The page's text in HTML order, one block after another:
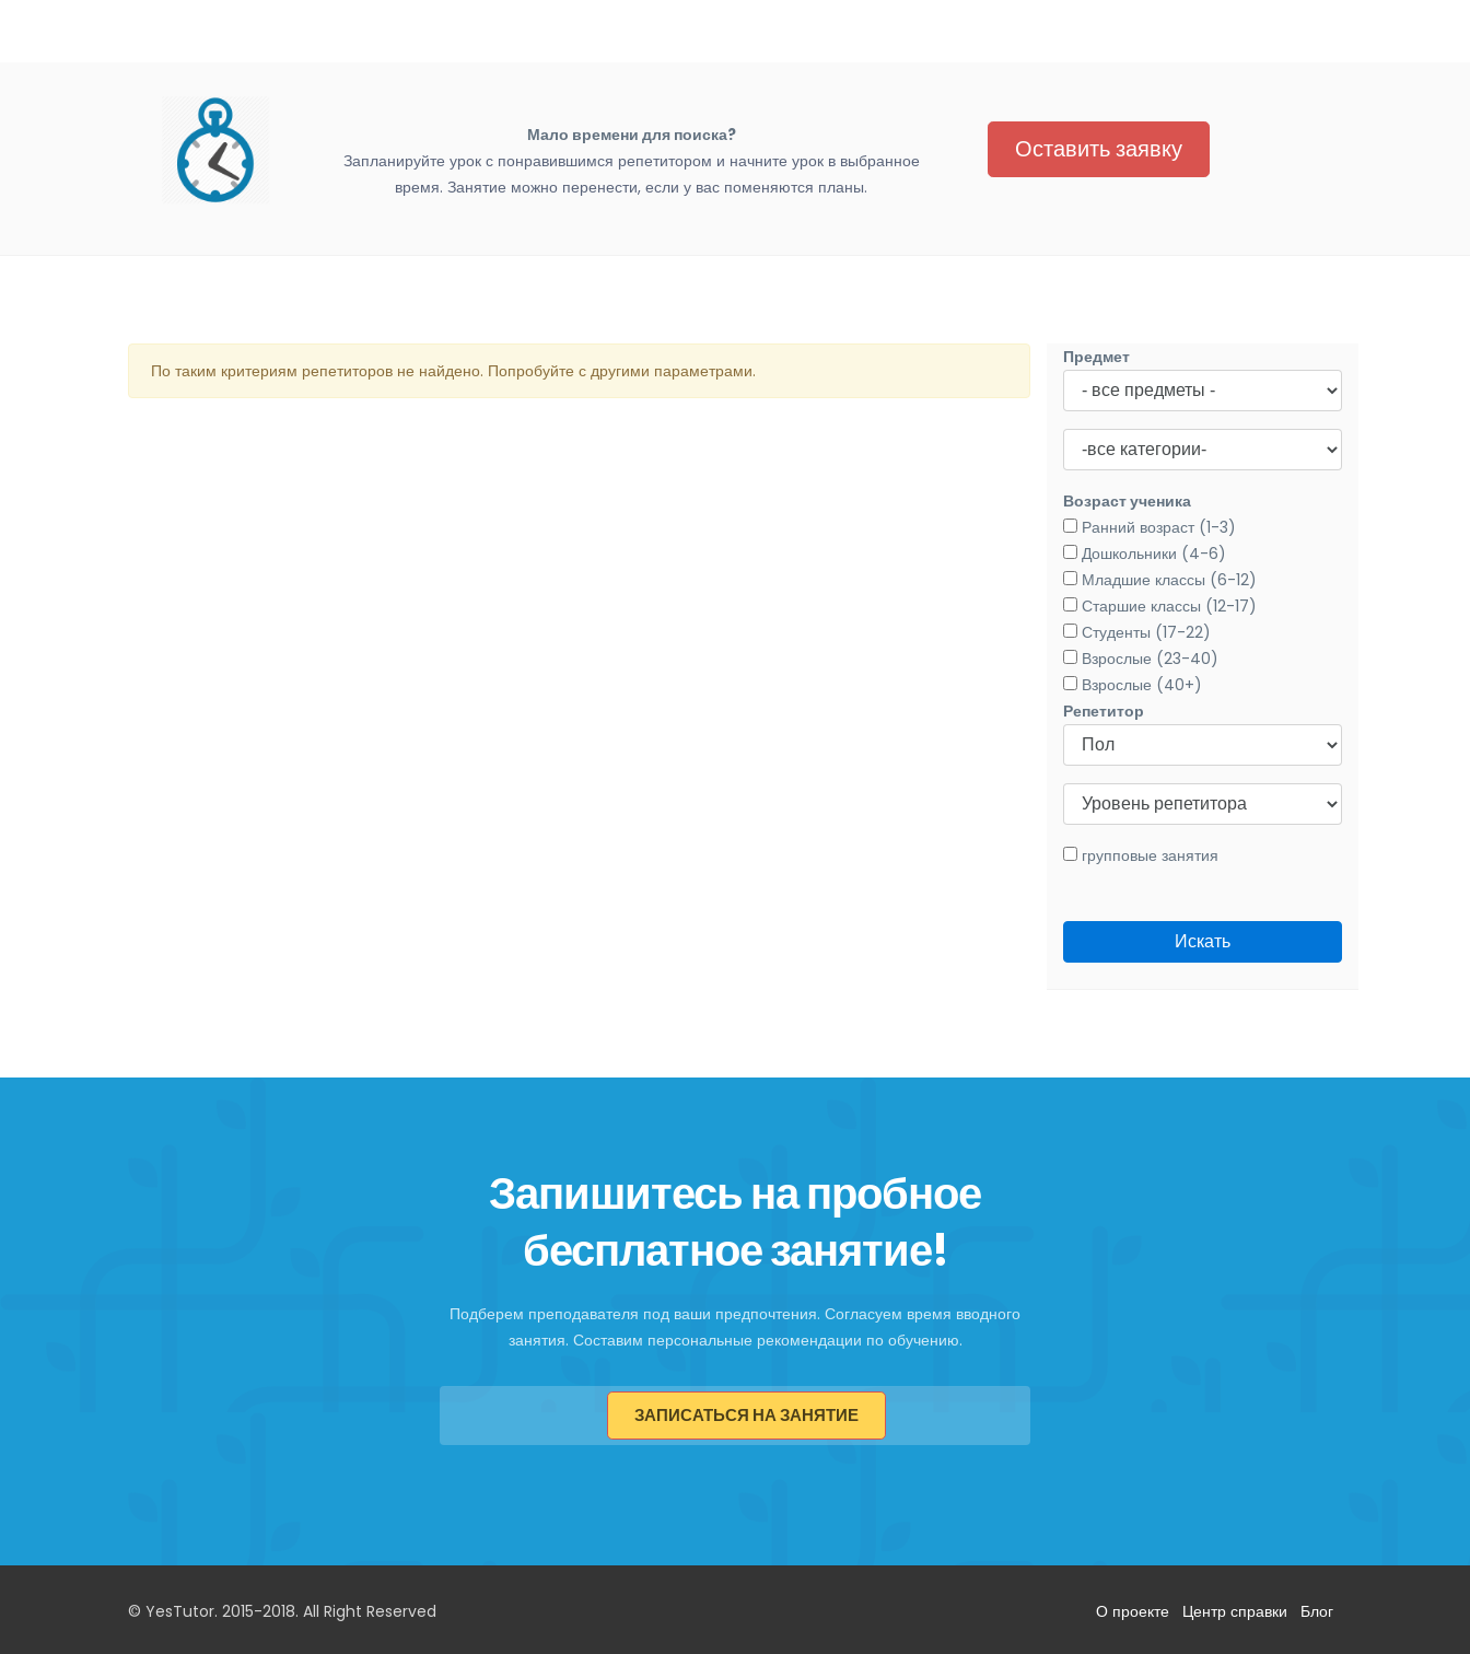
Мало времени для поиска?
Запланируйте урок с понравившимся репетитором и начните урок в выбранное
время. Занятие можно перенести, если у вас поменяются планы.
Оставить заявку
По таким критериям репетиторов не найдено. Попробуйте с другими параметрами.
Предмет
Возраст ученика
Ранний возраст (1-3)
Дошкольники (4-6)
Младшие классы (6-12)
Старшие классы (12-17)
Студенты (17-22)
Взрослые (23-40)
Взрослые (40+)
Репетитор
групповые занятия
Запишитесь на пробное
бесплатное занятие!
Подберем преподавателя под ваши предпочтения. Согласуем время вводного
занятия. Составим персональные рекомендации по обучению.
ЗАПИСАТЬСЯ НА ЗАНЯТИЕ
© YesTutor. 2015-2018. All Right Reserved О проекте Центр справки Блог